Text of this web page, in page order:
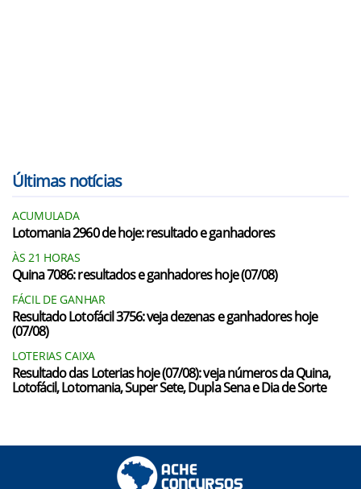
Últimas notícias
ACUMULADA
Lotomania 2960 de hoje: resultado e ganhadores
ÀS 21 HORAS
Quina 7086: resultados e ganhadores hoje (07/08)
FÁCIL DE GANHAR
Resultado Lotofácil 3756: veja dezenas e ganhadores hoje
(07/08)
LOTERIAS CAIXA
Resultado das Loterias hoje (07/08): veja números da Quina,
Lotofácil, Lotomania, Super Sete, Dupla Sena e Dia de Sorte